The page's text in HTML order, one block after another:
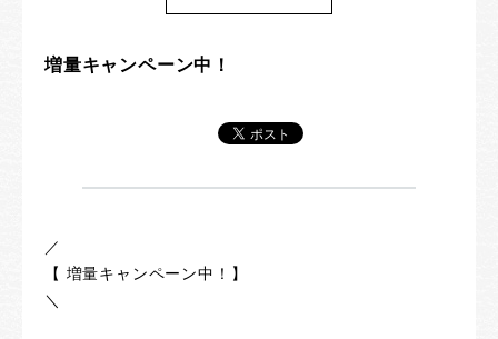
増量キャンペーン中！
／
【 増量キャンペーン中！】
＼